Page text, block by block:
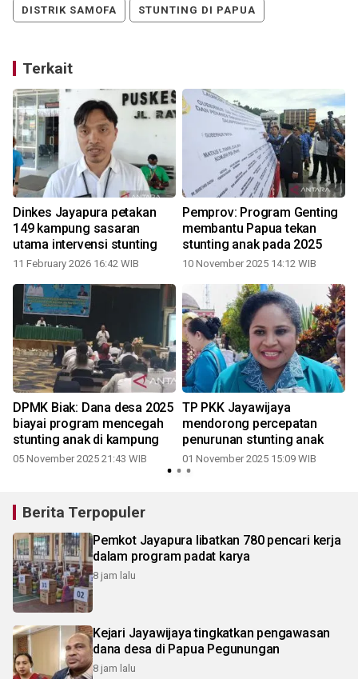
DISTRIK SAMOFA STUNTING DI PAPUA
Terkait
Dinkes Jayapura petakan
149 kampung sasaran
utama intervensi stunting
11 February 2026 16:42 WIB
Pemprov: Program Genting
membantu Papua tekan
stunting anak pada 2025
10 November 2025 14:12 WIB
DPMK Biak: Dana desa 2025
biayai program mencegah
stunting anak di kampung
05 November 2025 21:43 WIB
TP PKK Jayawijaya
mendorong percepatan
penurunan stunting anak
01 November 2025 15:09 WIB
Berita Terpopuler
Pemkot Jayapura libatkan 780 pencari kerja
dalam program padat karya
8 jam lalu
Kejari Jayawijaya tingkatkan pengawasan
dana desa di Papua Pegunungan
8 jam lalu